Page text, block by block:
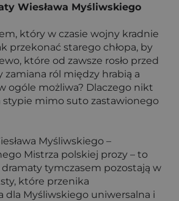
Wiesława Myśliwskiego
który w czasie wojny kradnie
przekonać starego chłopa, by
które od zawsze rosło przed
zamiana ról między hrabią a
ogóle możliwa? Dlaczego nikt
stypie mimo suto zastawionego
Myśliwskiego –
Mistrza polskiej prozy – to
tymczasem pozostają w
które przenika
dla Myśliwskiego uniwersalna i